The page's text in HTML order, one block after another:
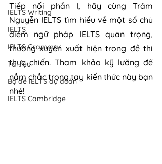
IELTS Writing
IELTS
IELTS Grammar
Tài liệu
Bộ đề IELTS dự đoán
IELTS Cambridge
Tiếp nối phần I, hãy cùng Trâm
Nguyễn IELTS tìm hiểu về một số chủ
điểm ngữ pháp IELTS quan trọng,
thường xuyên xuất hiện trong đề thi
thực chiến. Tham khảo kỹ lưỡng để
nắm chắc trong tay kiến thức này bạn
nhé!